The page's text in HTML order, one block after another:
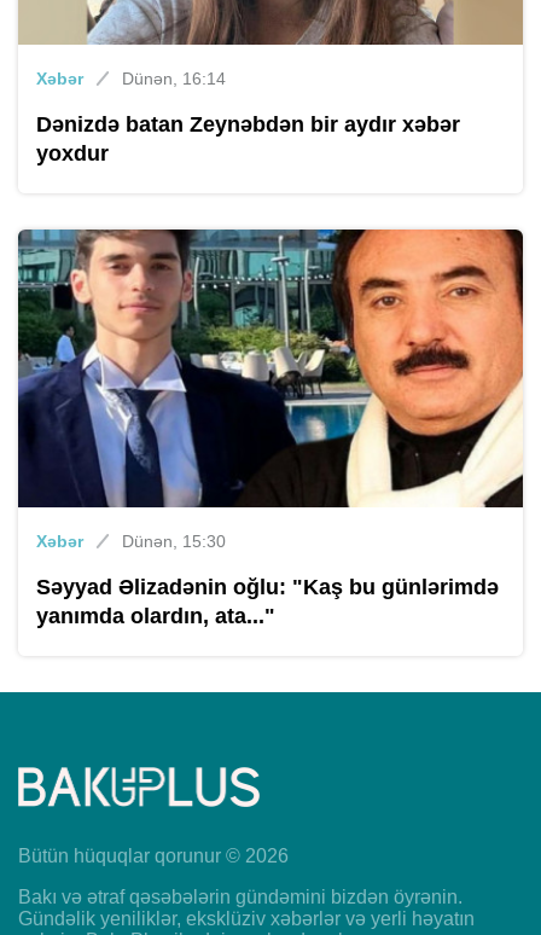
Xəbər Dünən, 16:14
Dənizdə batan Zeynəbdən bir aydır xəbər
yoxdur
Xəbər Dünən, 15:30
Səyyad Əlizadənin oğlu: "Kaş bu günlərimdə
yanımda olardın, ata..."
Bütün hüquqlar qorunur © 2026
Bakı və ətraf qəsəbələrin gündəmini bizdən öyrənin.
Gündəlik yeniliklər, eksklüziv xəbərlər və yerli həyatın